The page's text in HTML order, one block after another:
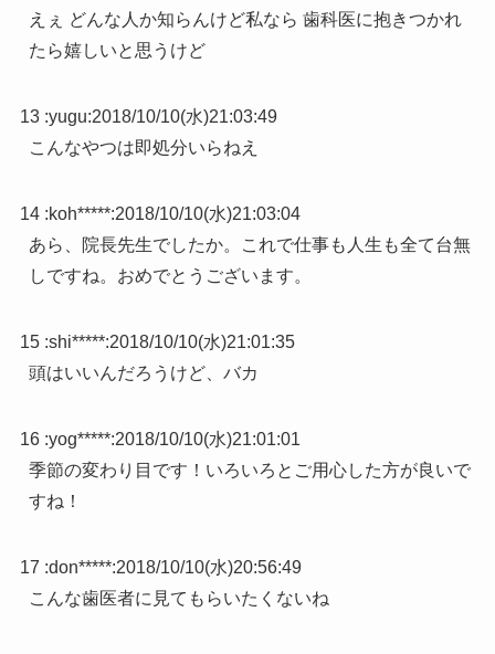
えぇ どんな人か知らんけど私なら 歯科医に抱きつかれ
たら嬉しいと思うけど
13 :yugu:2018/10/10(水)21:03:49
こんなやつは即処分いらねえ
14 :koh*****:2018/10/10(水)21:03:04
あら、院長先生でしたか。これで仕事も人生も全て台無
しですね。おめでとうございます。
15 :shi*****:2018/10/10(水)21:01:35
頭はいいんだろうけど、バカ
16 :yog*****:2018/10/10(水)21:01:01
季節の変わり目です！いろいろとご用心した方が良いで
すね！
17 :don*****:2018/10/10(水)20:56:49
こんな歯医者に見てもらいたくないね